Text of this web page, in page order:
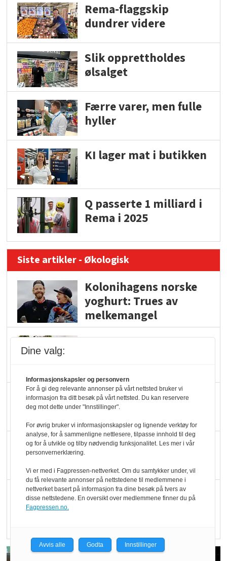
Rema-flaggskip
dundrer videre
Slik opprettholdes
ølsalget
Færre varer, men fulle
hyller
KI lager mat i butikken
Q passerte 1 milliard i
Rema i 2025
Siste artikler - Økologisk
Kolonihagens norske
yoghurt: Trues av
melkemangel
Marit Kolby vant
Blir enklere å velge
økologisk i butikkhylla
Kolonihagen sliter
Rapport: Økokundene
Dine valg:
Informasjonskapsler og personvern
For å gi deg relevante annonser på vårt nettsted bruker vi
informasjon fra ditt besøk på vårt nettsted. Du kan reservere
deg mot dette under "Innstillinger".
For øvrig bruker vi informasjonskapsler og lignende verktøy for
analyse, for å sammenligne nettlesere, tilpasse innhold til deg
og for å utvikle og tilby nødvendig funksjonalitet. Les mer i vår
personvernerklæring.
Vi er med i Fagpressen-nettverket. Om du samtykker under, vil
du få relevante annonser på nettstedene til medlemmene i
nettverket basert på informasjon fra dine besøk på tvers av
disse nettstedene. En oversikt over medlemmene finner du på
Fagpressen.no.
Avvis alle Godta Innstillinger